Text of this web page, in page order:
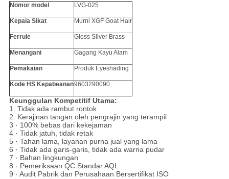
Nomor model LVG-025
Kepala Sikat Murni XGF Goat Hair
Ferrule Gloss Sliver Brass
Menangani Gagang Kayu Alam
Pemakaian Produk Eyeshading
Kode HS Kepabeanan9603290090
Keunggulan Kompetitif Utama:
1. Tidak ada rambut rontok
2. Kerajinan tangan oleh pengrajin yang terampil
3 · 100% bebas dari kekejaman
4 · Tidak jatuh, tidak retak
5 · Tahan lama, layanan purna jual yang lama
6 · Tidak ada garis-garis, tidak ada warna pudar
7 · Bahan lingkungan
8 · Pemeriksaan QC Standar AQL
9 · Audit Pabrik dan Perusahaan Bersertifikat ISO